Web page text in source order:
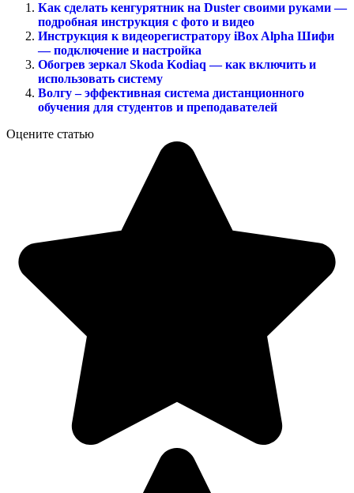
Как сделать кенгурятник на Duster своими руками —
подробная инструкция с фото и видео
Инструкция к видеорегистратору iBox Alpha Шифи
— подключение и настройка
Обогрев зеркал Skoda Kodiaq — как включить и
использовать систему
Волгу – эффективная система дистанционного
обучения для студентов и преподавателей
Оцените статью